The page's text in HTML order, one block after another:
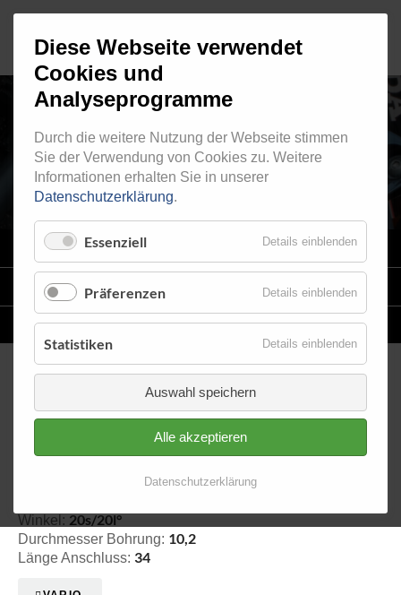
RINGFITTING 032
STAHLFLEX -LEITUNGSKITS FÜR MOTORRÄDER
EINZELLEITUNGENNACH MASS
Ringfitting 032 Ø 10,2
Winkel: 20s/20l°
Durchmesser Bohrung: 10,2
Länge Anschluss: 34
Diese Webseite verwendet
Cookies und
Analyseprogramme
Durch die weitere Nutzung der Webseite stimmen
Sie der Verwendung von Cookies zu. Weitere
Informationen erhalten Sie in unserer
Datenschutzerklärung.
Essenziell Details einblenden
Präferenzen Details einblenden
Statistiken Details einblenden
Auswahl speichern
Alle akzeptieren
Datenschutzerklärung